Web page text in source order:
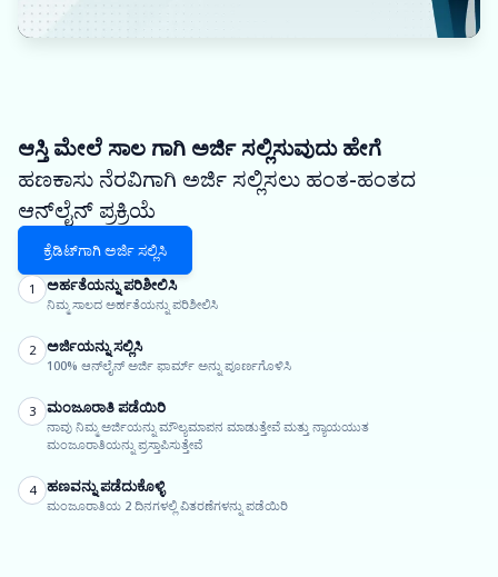
ಆಸ್ತಿ ಮೇಲೆ ಸಾಲ ಗಾಗಿ ಅರ್ಜಿ ಸಲ್ಲಿಸುವುದು ಹೇಗೆ
ಹಣಕಾಸು ನೆರವಿಗಾಗಿ ಅರ್ಜಿ ಸಲ್ಲಿಸಲು ಹಂತ-ಹಂತದ
ಆನ್‌ಲೈನ್ ಪ್ರಕ್ರಿಯೆ
ಕ್ರೆಡಿಟ್‌ಗಾಗಿ ಅರ್ಜಿ ಸಲ್ಲಿಸಿ
1 ಅರ್ಹತೆಯನ್ನು ಪರಿಶೀಲಿಸಿ
ನಿಮ್ಮ ಸಾಲದ ಅರ್ಹತೆಯನ್ನು ಪರಿಶೀಲಿಸಿ
2 ಅರ್ಜಿಯನ್ನು ಸಲ್ಲಿಸಿ
100% ಆನ್‌ಲೈನ್ ಅರ್ಜಿ ಫಾರ್ಮ್ ಅನ್ನು ಪೂರ್ಣಗೊಳಿಸಿ
3 ಮಂಜೂರಾತಿ ಪಡೆಯಿರಿ
ನಾವು ನಿಮ್ಮ ಅರ್ಜಿಯನ್ನು ಮೌಲ್ಯಮಾಪನ ಮಾಡುತ್ತೇವೆ ಮತ್ತು ನ್ಯಾಯಯುತ
ಮಂಜೂರಾತಿಯನ್ನು ಪ್ರಸ್ತಾಪಿಸುತ್ತೇವೆ
4 ಹಣವನ್ನು ಪಡೆದುಕೊಳ್ಳಿ
ಮಂಜೂರಾತಿಯ 2 ದಿನಗಳಲ್ಲಿ ವಿತರಣೆಗಳನ್ನು ಪಡೆಯಿರಿ